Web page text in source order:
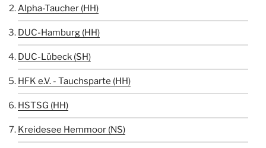
Alpha-Taucher (HH)
DUC-Hamburg (HH)
DUC-Lübeck (SH)
HFK e.V. - Tauchsparte (HH)
HSTSG (HH)
Kreidesee Hemmoor (NS)